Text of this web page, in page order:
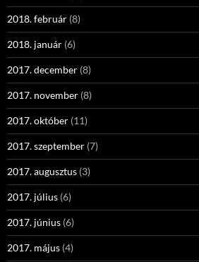
2018. február (8)
2018. január (6)
2017. december (8)
2017. november (8)
2017. október (11)
2017. szeptember (7)
2017. augusztus (3)
2017. július (6)
2017. június (6)
2017. május (4)